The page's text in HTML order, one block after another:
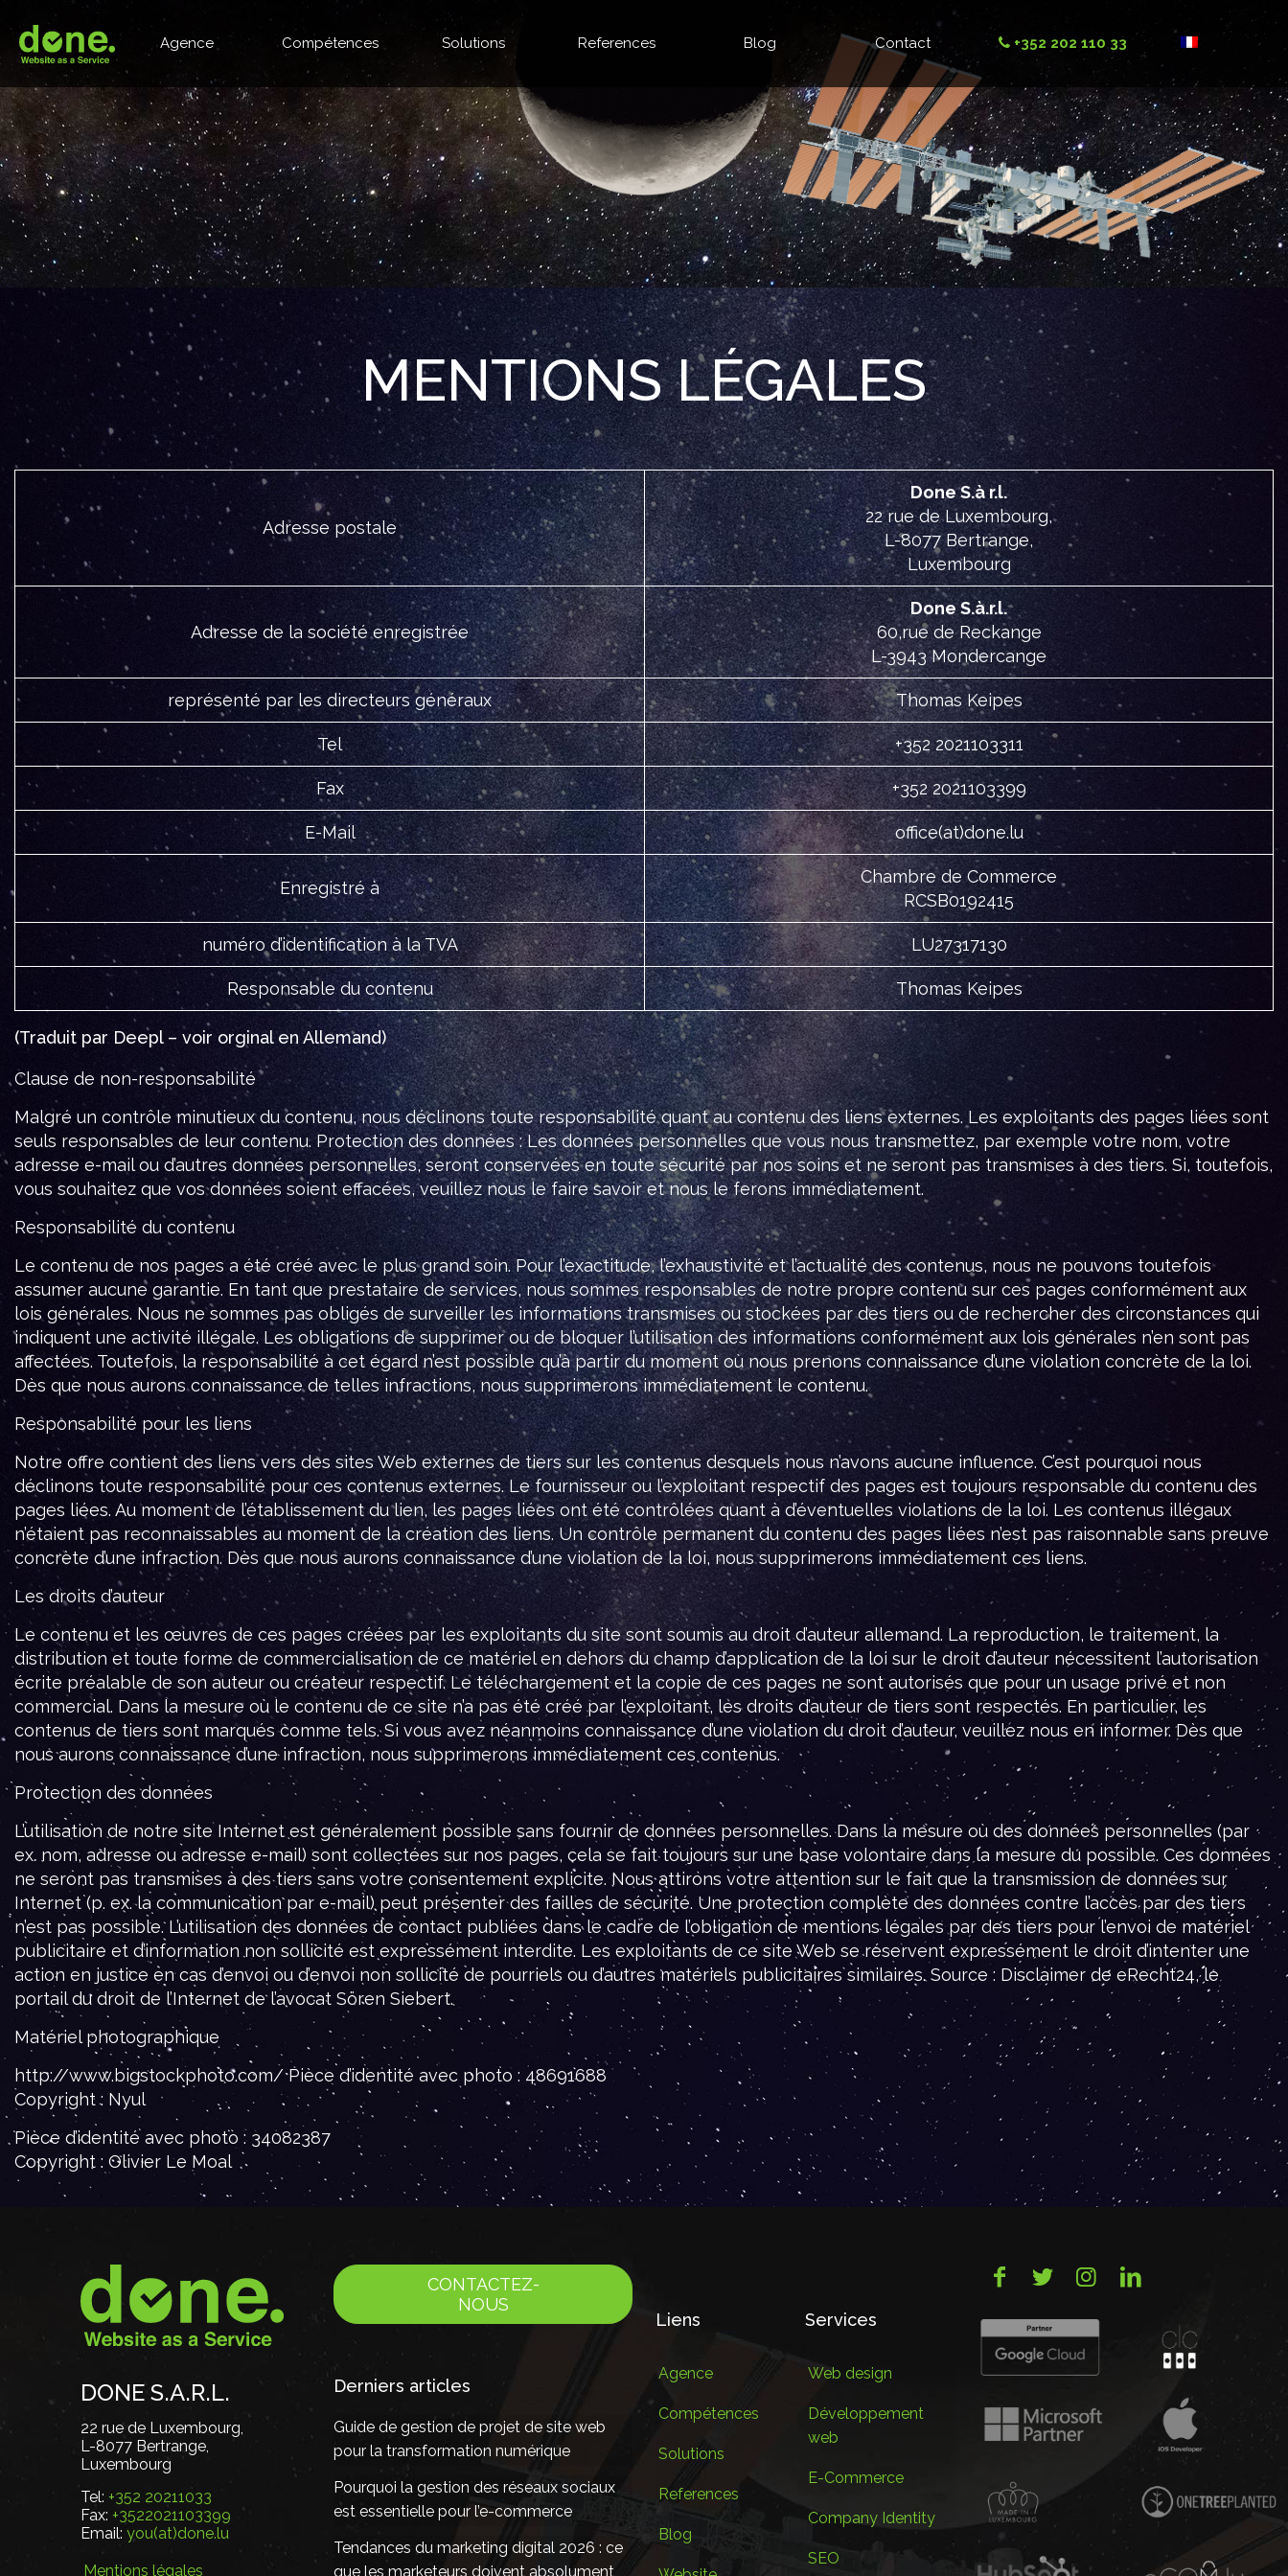
Agence Compétences Solutions References Blog Contact +352 202 110 33
MENTIONS LÉGALES
Adresse postale
Done S.à r.l.
22 rue de Luxembourg,
L-8077 Bertrange,
Luxembourg
Adresse de la société enregistrée
Done S.à.r.l.
60,rue de Reckange
L-3943 Mondercange
représenté par les directeurs généraux Thomas Keipes
Tel +352 2021103311
Fax +352 2021103399
E-Mail office(at)done.lu
Enregistré à
Chambre de Commerce
RCSB0192415
numéro d’identification à la TVA LU27317130
Responsable du contenu Thomas Keipes
(Traduit par Deepl – voir orginal en Allemand)
Clause de non-responsabilité
Malgré un contrôle minutieux du contenu, nous déclinons toute responsabilité quant au contenu des liens externes. Les exploitants des pages liées sont
seuls responsables de leur contenu. Protection des données : Les données personnelles que vous nous transmettez, par exemple votre nom, votre
adresse e-mail ou d’autres données personnelles, seront conservées en toute sécurité par nos soins et ne seront pas transmises à des tiers. Si, toutefois,
vous souhaitez que vos données soient effacées, veuillez nous le faire savoir et nous le ferons immédiatement.
Responsabilité du contenu
Le contenu de nos pages a été créé avec le plus grand soin. Pour l’exactitude, l’exhaustivité et l’actualité des contenus, nous ne pouvons toutefois
assumer aucune garantie. En tant que prestataire de services, nous sommes responsables de notre propre contenu sur ces pages conformément aux
lois générales. Nous ne sommes pas obligés de surveiller les informations transmises ou stockées par des tiers ou de rechercher des circonstances qui
indiquent une activité illégale. Les obligations de supprimer ou de bloquer l’utilisation des informations conformément aux lois générales n’en sont pas
affectées. Toutefois, la responsabilité à cet égard n’est possible qu’à partir du moment où nous prenons connaissance d’une violation concrète de la loi.
Dès que nous aurons connaissance de telles infractions, nous supprimerons immédiatement le contenu.
Responsabilité pour les liens
Notre offre contient des liens vers des sites Web externes de tiers sur les contenus desquels nous n’avons aucune influence. C’est pourquoi nous
déclinons toute responsabilité pour ces contenus externes. Le fournisseur ou l’exploitant respectif des pages est toujours responsable du contenu des
pages liées. Au moment de l’établissement du lien, les pages liées ont été contrôlées quant à d’éventuelles violations de la loi. Les contenus illégaux
n’étaient pas reconnaissables au moment de la création des liens. Un contrôle permanent du contenu des pages liées n’est pas raisonnable sans preuve
concrète d’une infraction. Dès que nous aurons connaissance d’une violation de la loi, nous supprimerons immédiatement ces liens.
Les droits d’auteur
Le contenu et les œuvres de ces pages créées par les exploitants du site sont soumis au droit d’auteur allemand. La reproduction, le traitement, la
distribution et toute forme de commercialisation de ce matériel en dehors du champ d’application de la loi sur le droit d’auteur nécessitent l’autorisation
écrite préalable de son auteur ou créateur respectif. Le téléchargement et la copie de ces pages ne sont autorisés que pour un usage privé et non
commercial. Dans la mesure où le contenu de ce site n’a pas été créé par l’exploitant, les droits d’auteur de tiers sont respectés. En particulier, les
contenus de tiers sont marqués comme tels. Si vous avez néanmoins connaissance d’une violation du droit d’auteur, veuillez nous en informer. Dès que
nous aurons connaissance d’une infraction, nous supprimerons immédiatement ces contenus.
Protection des données
L’utilisation de notre site Internet est généralement possible sans fournir de données personnelles. Dans la mesure où des données personnelles (par
ex. nom, adresse ou adresse e-mail) sont collectées sur nos pages, cela se fait toujours sur une base volontaire dans la mesure du possible. Ces données
ne seront pas transmises à des tiers sans votre consentement explicite. Nous attirons votre attention sur le fait que la transmission de données sur
Internet (p. ex. la communication par e-mail) peut présenter des failles de sécurité. Une protection complète des données contre l’accès par des tiers
n’est pas possible. L’utilisation des données de contact publiées dans le cadre de l’obligation de mentions légales par des tiers pour l’envoi de matériel
publicitaire et d’information non sollicité est expressément interdite. Les exploitants de ce site Web se réservent expressément le droit d’intenter une
action en justice en cas d’envoi ou d’envoi non sollicité de pourriels ou d’autres matériels publicitaires similaires. Source : Disclaimer de eRecht24, le
portail du droit de l’Internet de l’avocat Sören Siebert.
Matériel photographique
http://www.bigstockphoto.com/ Pièce d’identité avec photo : 48691688
Copyright : Nyul
Pièce d’identité avec photo : 34082387
Copyright : Olivier Le Moal
DONE S.A.R.L.
22 rue de Luxembourg,
L-8077 Bertrange,
Luxembourg
Tel: +352 20211033
Fax: +3522021103399
Email: you(at)done.lu
Mentions légales
CONTACTEZ-
NOUS
Derniers articles
Guide de gestion de projet de site web
pour la transformation numérique
Pourquoi la gestion des réseaux sociaux
est essentielle pour l’e-commerce
Tendances du marketing digital 2026 : ce
que les marketeurs doivent absolument
Liens
Agence
Compétences
Solutions
References
Blog
Services
Web design
Développement
web
E-Commerce
Company Identity
SEO